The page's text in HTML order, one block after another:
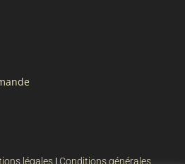
légales| Conditions générales